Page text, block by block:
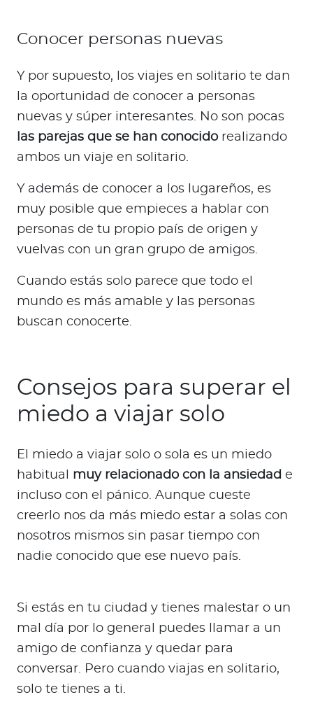
Conocer personas nuevas
Y por supuesto, los viajes en solitario te dan
la oportunidad de conocer a personas
nuevas y súper interesantes. No son pocas
las parejas que se han conocido realizando
ambos un viaje en solitario.
Y además de conocer a los lugareños, es
muy posible que empieces a hablar con
personas de tu propio país de origen y
vuelvas con un gran grupo de amigos.
Cuando estás solo parece que todo el
mundo es más amable y las personas
buscan conocerte.
Consejos para superar el
miedo a viajar solo
El miedo a viajar solo o sola es un miedo
habitual muy relacionado con la ansiedad e
incluso con el pánico. Aunque cueste
creerlo nos da más miedo estar a solas con
nosotros mismos sin pasar tiempo con
nadie conocido que ese nuevo país.
Si estás en tu ciudad y tienes malestar o un
mal día por lo general puedes llamar a un
amigo de confianza y quedar para
conversar. Pero cuando viajas en solitario,
solo te tienes a ti.